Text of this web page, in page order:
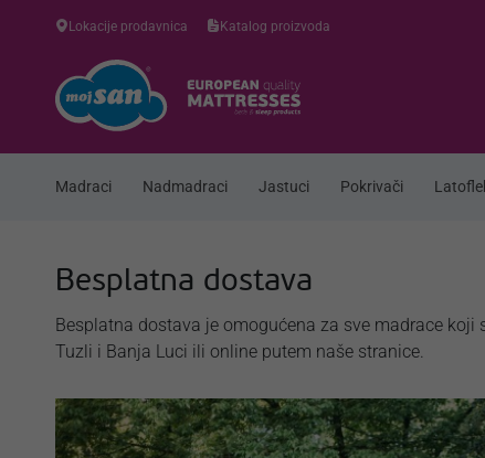
Lokacije prodavnica Katalog proizvoda
Madraci Nadmadraci Jastuci Pokrivači
Besplatna dostava
Besplatna dostava je omogućena za sve madrace koji
Tuzli i Banja Luci ili online putem naše stranice.